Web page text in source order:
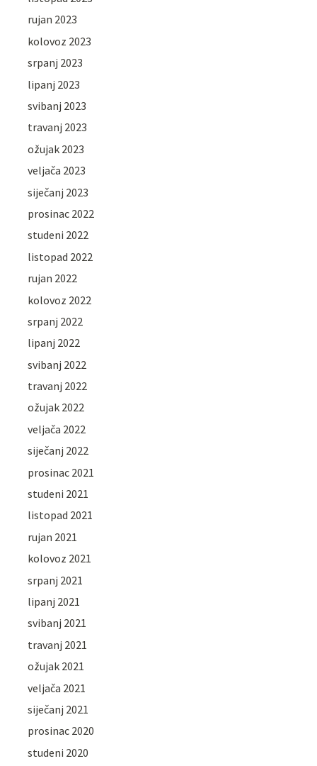
rujan 2023
kolovoz 2023
srpanj 2023
lipanj 2023
svibanj 2023
travanj 2023
ožujak 2023
veljača 2023
siječanj 2023
prosinac 2022
studeni 2022
listopad 2022
rujan 2022
kolovoz 2022
srpanj 2022
lipanj 2022
svibanj 2022
travanj 2022
ožujak 2022
veljača 2022
siječanj 2022
prosinac 2021
studeni 2021
listopad 2021
rujan 2021
kolovoz 2021
srpanj 2021
lipanj 2021
svibanj 2021
travanj 2021
ožujak 2021
veljača 2021
siječanj 2021
prosinac 2020
studeni 2020